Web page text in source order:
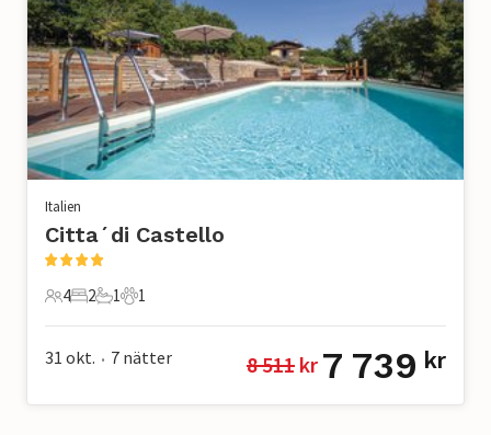
Italien
Citta´di Castello
4 Gäster
4
2 Sovrum
2
1 Badrum
1
1 Husdjur
1
31 okt. • 7 nätter 8 511 kr 7 739 kr